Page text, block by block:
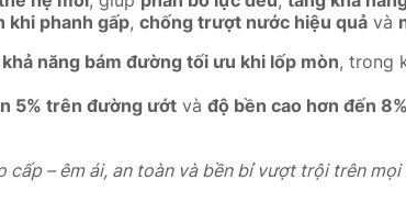
khi phanh gấp, chống trượt nước hiệu quả và
năng bám đường tối ưu khi lốp mòn, trong
5% trên đường ướt và độ bền cao hơn đến
cấp – êm ái, an toàn và bền bỉ vượt trội trên mọi